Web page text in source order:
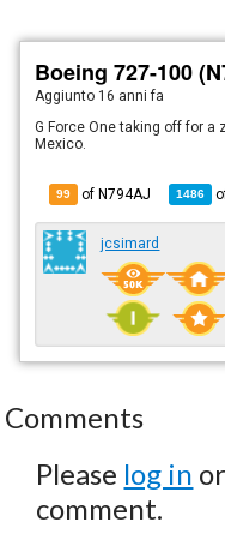
Boeing 727-100
Aggiunto 16 anni fa
G Force One taking off for a
Mexico.
99 of N794AJ 1486
jcsimard
Comments
Please log in or
comment.